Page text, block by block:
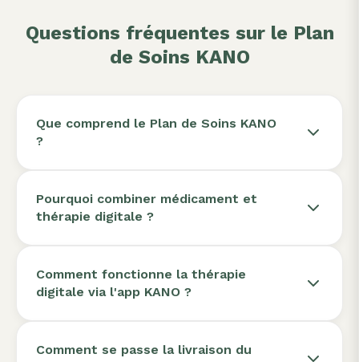
Questions fréquentes sur le Plan
de Soins KANO
Que comprend le Plan de Soins KANO
?
Pourquoi combiner médicament et
thérapie digitale ?
Comment fonctionne la thérapie
digitale via l'app KANO ?
Comment se passe la livraison du